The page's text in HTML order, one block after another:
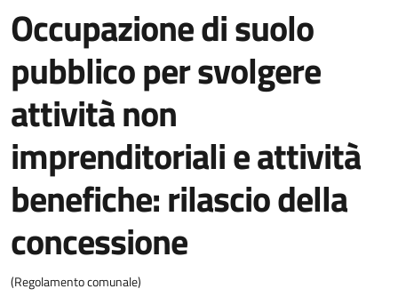
Occupazione di suolo
pubblico per svolgere
attività non
imprenditoriali e attività
benefiche: rilascio della
concessione
(Regolamento comunale)